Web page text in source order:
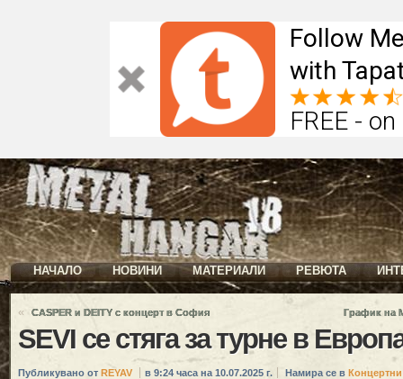
Follow
with
FREE -
НАЧАЛО НОВИНИ МАТЕРИАЛИ РЕВЮТА
« CASPER и DEITY с концерт в София График на
SEVI се стяга за турне в
Публикувано от REYAV в 9:24 часа на 10.07.2025 г. Намира се в Концертни